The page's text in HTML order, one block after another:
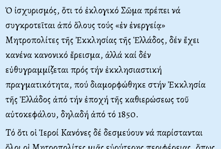
Ὁ ἰσχυρισμός, ὅτι τό ἐκλογικό Σῶμα πρέπει νά
συγκροτεῖται ἀπό ὅλους τούς «ἐν ἐνεργείᾳ»
Mητροπολίτες τῆς Ἐκκλησίας τῆς Ἑλλάδος, δέν ἔχει
κανένα κανονικό ἔρεισμα, ἀλλά καί δέν
εὐθυγραμμίζεται πρός τήν ἐκκλησιαστική
πραγματικότητα, πού διαμορφώθηκε στήν Ἐκκλησία
τῆς Ἑλλάδος ἀπό τήν ἐποχή τῆς καθιερώσεως τοῦ
αὐτοκεφάλου, δηλαδή ἀπό τό 1850.
Tό ὅτι οἱ Ἱεροί Kανόνες δέ δεσμεύουν νά παρίστανται